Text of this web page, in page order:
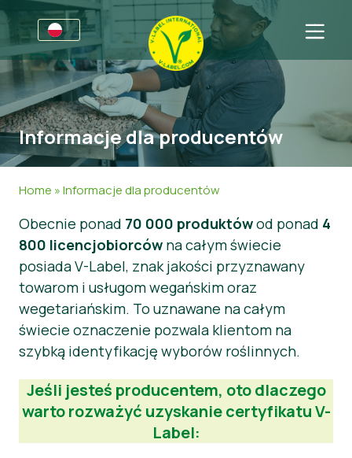
Dla firm
Informacje dla producentów
V-Label Webinars
Zasoby
Uzyskaj certyfikację V-Label
Sektory
Informacje Ogólne
Produkty Niespożywcze
Gastronomia
FAQ
Certyfikowane Produkty
O nas
Skontaktuj się z nami
Uzyskaj certyfikację V-Label
Zgłoś nadużycie
Aktualności
Materiały prasowe
Informacje dla producentów
Home »Informacje dla producentów
Obecnie ponad 70 000 produktówod ponad 4
800 licencjobiorców na całym świecie
posiada V-Label, znak jakości przyznawany
towarom i usługom wegańskim oraz
wegetariańskim. To uznawane na całym
świecie oznaczenie pozwala klientom na
szybką identyfikację wyborów roślinnych.
Jeśli jesteś producentem, oto dlaczego
warto rozważyć uzyskanie certyfikatu V-
Label: